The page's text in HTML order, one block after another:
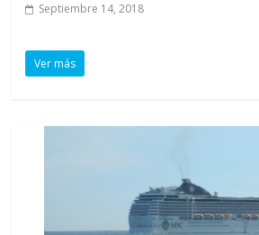
Septiembre 14, 2018
Ver más